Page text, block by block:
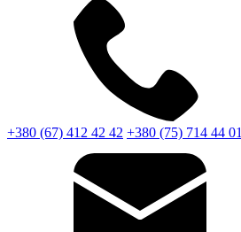
+380 (67) 412 42 42 +380 (75) 714 44 01